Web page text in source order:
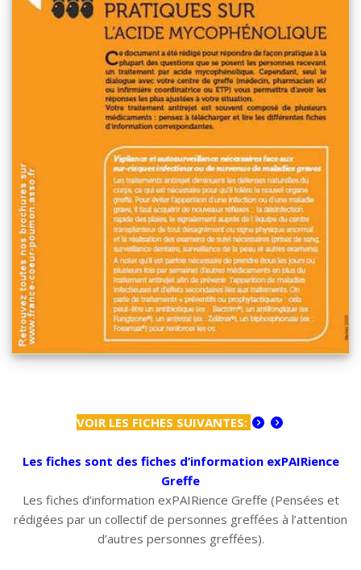
VOIR LES FICHES SUIVANTES:
Les fiches sont des fiches d’information exPAIRience
Greffe
Les fiches d’information exPAIRience Greffe (Pensées et
rédigées par un collectif de personnes greffées à l’attention
d’autres personnes greffées).